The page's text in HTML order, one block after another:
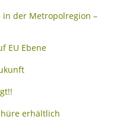
der Metropolregion –
EU Ebene
erhältlich